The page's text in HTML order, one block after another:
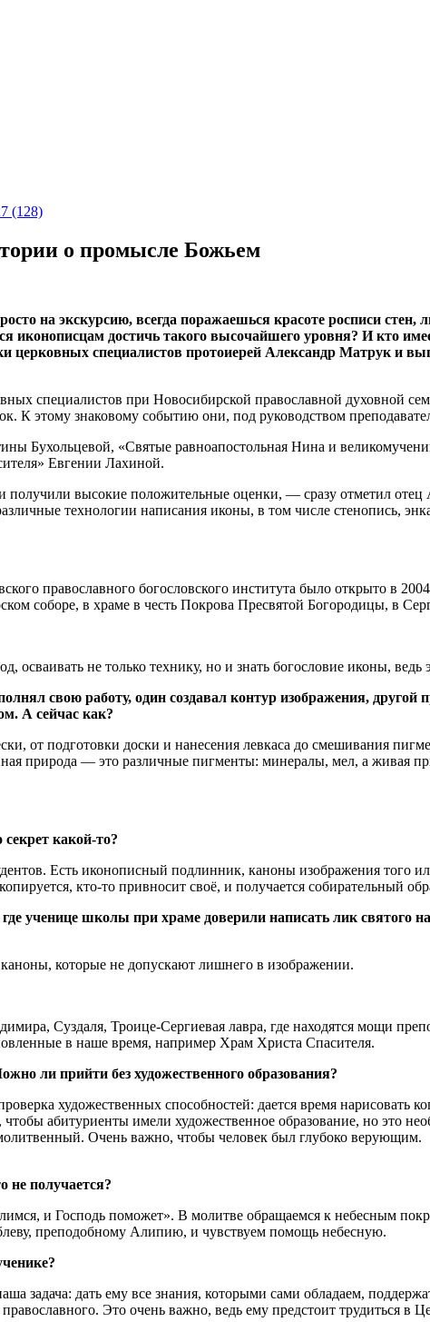
(128)
о промысле Божьем
на экскурсию, всегда поражаешься красоте росписи
иконописцам достичь такого высочайшего уровня? И кто
церковных специалистов протоиерей Александр Матрук и
специалистов при Новосибирской православной духовной
К этому знаковому событию они, под руководством
Бухольцевой, «Святые равноапостольная Нина и
Евгении Лахиной.
высокие положительные оценки, — сразу отметил
технологии написания иконы, в том числе стенопись,
православного богословского института было открыто в
соборе, в храме в честь Покрова Пресвятой Богородицы, в
осваивать не только технику, но и знать богословие иконы,
свою работу, один создавал контур изображения, другой
А сейчас как?
от подготовки доски и нанесения левкаса до смешивания
природа — это различные пигменты: минералы, мел, а живая
какой-то?
Есть иконописный подлинник, каноны изображения того
кто-то привносит своё, и получается собирательный
школы при храме доверили написать лик святого на
которые не допускают лишнего в изображении.
Суздаля, Троице-Сергиевая лавра, где находятся мощи
в наше время, например Храм Христа Спасителя.
ли прийти без художественного образования?
художественных способностей: дается время нарисовать
абитуриенты имели художественное образование, но это
Очень важно, чтобы человек был глубоко верующим.
не получается?
и Господь поможет». В молитве обращаемся к небесным
преподобному Алипию, и чувствуем помощь небесную.
задача: дать ему все знания, которыми сами обладаем,
Это очень важно, ведь ему предстоит трудиться в